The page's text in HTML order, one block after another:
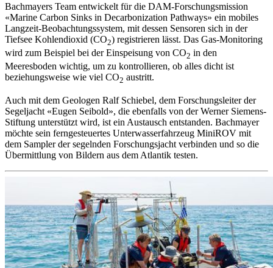
Bachmayers Team entwickelt für die DAM-Forschungsmission
«Marine Carbon Sinks in Decarbonization Pathways» ein mobiles
Langzeit-Beobachtungssystem, mit dessen Sensoren sich in der
Tiefsee Kohlendioxid (CO2) registrieren lässt. Das Gas-Monitoring
wird zum Beispiel bei der Einspeisung von CO2 in den
Meeresboden wichtig, um zu kontrollieren, ob alles dicht ist
beziehungsweise wie viel CO2 austritt.
Auch mit dem Geologen Ralf Schiebel, dem Forschungsleiter der
Segeljacht «Eugen Seibold», die ebenfalls von der Werner Siemens-
Stiftung unterstützt wird, ist ein Austausch entstanden. Bachmayer
möchte sein ferngesteuertes Unterwasserfahrzeug MiniROV mit
dem Sampler der segelnden Forschungsjacht verbinden und so die
Übermittlung von Bildern aus dem Atlantik testen.